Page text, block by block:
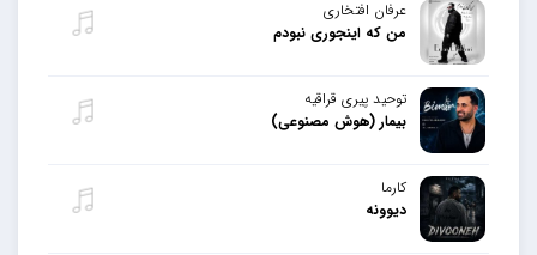
عرفان افتخاری
من که اینجوری نبودم
توحید پیری قراقیه
بیمار (هوش مصنوعی)
کارما
دیوونه